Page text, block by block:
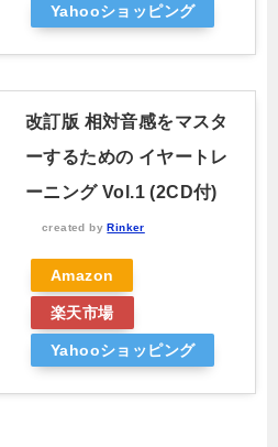
Yahooショッピング
改訂版 相対音感をマスタ
ーするための イヤートレ
ーニング Vol.1 (2CD付)
created byRinker
Amazon
楽天市場
Yahooショッピング